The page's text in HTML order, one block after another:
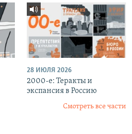
28 ИЮЛЯ 2026
2000-е: Теракты и
экспансия в Россию
Смотреть все части